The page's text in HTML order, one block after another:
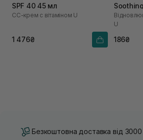
SPF 40 45 мл
СС-крем с вітаміном U
1 476₴
U
186₴
Безкоштовна доставка від 3000